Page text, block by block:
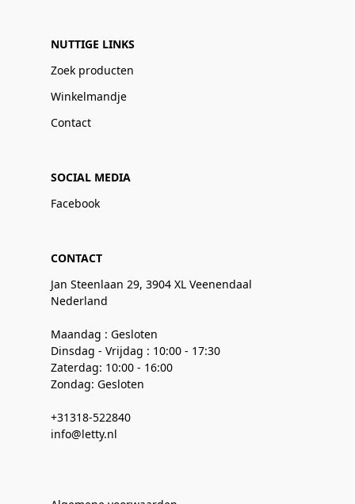
NUTTIGE LINKS
Zoek producten
Winkelmandje
Contact
SOCIAL MEDIA
Facebook
CONTACT
Jan Steenlaan 29, 3904 XL Veenendaal
Nederland
Maandag : Gesloten
Dinsdag - Vrijdag : 10:00 - 17:30
Zaterdag: 10:00 - 16:00
Zondag: Gesloten
+31318-522840
info@letty.nl